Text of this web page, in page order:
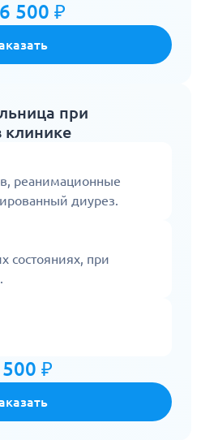
500 ₽
при
клинике
реанимационные
диурез.
состояниях, при
₽